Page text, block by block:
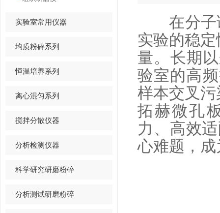
实验室常用仪器
均质粉碎系列
恒温培养系列
离心混匀系列
搅拌分散仪器
分析检测仪器
科学研究研磨粉碎
分析测试研磨粉碎
在分子诊
实验的稳
量。长期
验室的高
样本交叉
拓赫微孔
力、高效
心难题，成